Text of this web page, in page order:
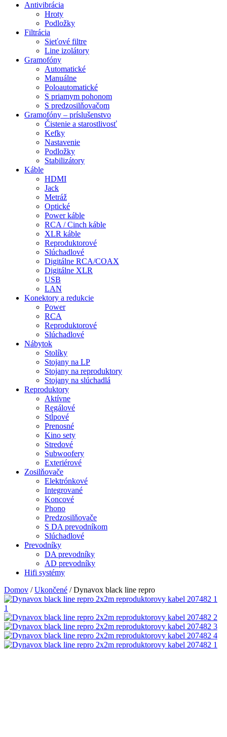
Antivibrácia
Hroty
Podložky
Filtrácia
Sieťové filtre
Line izolátory
Gramofóny
Automatické
Manuálne
Poloautomatické
S priamym pohonom
S predzosilňovačom
Gramofóny – príslušenstvo
Čistenie a starostlivosť
Kefky
Nastavenie
Podložky
Stabilizátory
Káble
HDMI
Jack
Metráž
Optické
Power káble
RCA / Cinch káble
XLR káble
Reproduktorové
Slúchadlové
Digitálne RCA/COAX
Digitálne XLR
USB
LAN
Konektory a redukcie
Power
RCA
Reproduktorové
Slúchadlové
Nábytok
Stolíky
Stojany na LP
Stojany na reproduktory
Stojany na slúchadlá
Reproduktory
Aktívne
Regálové
Stĺpové
Prenosné
Kino sety
Stredové
Subwoofery
Exteriérové
Zosilňovače
Elektrónkové
Integrované
Koncové
Phono
Predzosilňovače
S DA prevodníkom
Slúchadlové
Prevodníky
DA prevodníky
AD prevodníky
Hifi systémy
Domov /Ukončené / Dynavox black line repro